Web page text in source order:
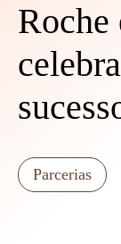
Roche
Parcerias